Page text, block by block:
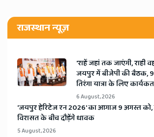
राजस्थान न्यूज़
'राहें जहां तक जाएंगी, राही
जयपुर में बीजेपी की बैठक,
तिरंगा यात्रा के लिए
6 August, 2026
​'जयपुर हेरिटेज रन 2026' का आगाज 9 अगस्त को,
विरासत के बीच दौड़ेंगे धावक
5 August, 2026